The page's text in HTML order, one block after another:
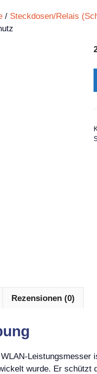
/ Steckdosen/Relais
Rezensionen (0)
wurde. Er schützt